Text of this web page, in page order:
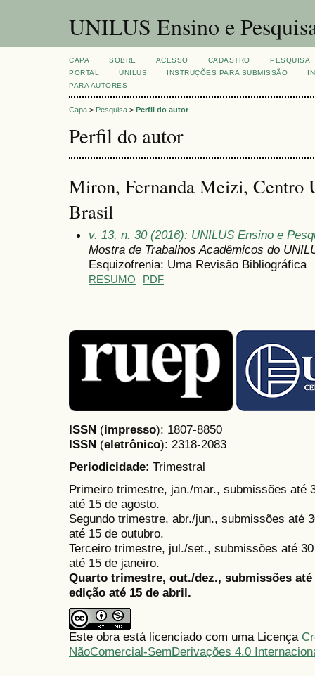
UNILUS Ensino e
CAPA SOBRE ACESSO CADASTRO
PESQUISA
PORTAL
UNILUS INSTRUÇÕES PARA SUBMISSÃO
PARA AUTORES
Capa > Pesquisa > Perfil do autor
Perfil do autor
Miron, Fernanda Meizi, Centro
Brasil
v. 13, n. 30 (2016): UNILUS Ensino e
Mostra de Trabalhos Acadêmicos do
Esquizofrenia: Uma Revisão Bibliográfica
RESUMO PDF
ISSN (impresso): 1807-8850
ISSN (eletrônico): 2318-2083
Periodicidade: Trimestral
Primeiro trimestre, jan./mar., submissões até
até 15 de agosto.
Segundo trimestre, abr./jun., submissões até
até 15 de outubro.
Terceiro trimestre, jul./set., submissões até
até 15 de janeiro.
Quarto trimestre, out./dez., submissões
edição até 15 de abril.
Este obra está licenciado com uma Licença
NãoComercial-SemDerivações 4.0